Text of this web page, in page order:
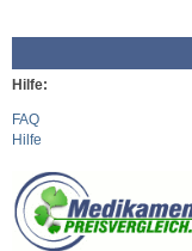
Hilfe:
FAQ
Hilfe